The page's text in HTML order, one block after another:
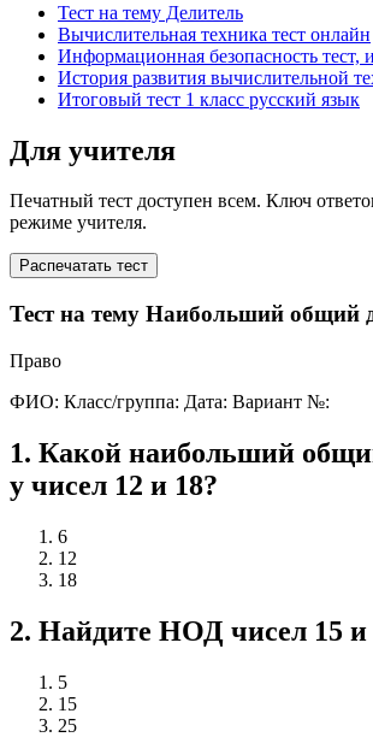
Тест на тему Делитель
Вычислительная техника тест онлайн
Информационная безопасность тест,
История развития вычислительной
Итоговый тест 1 класс русский язык
Для учителя
Печатный тест доступен всем. Ключ
режиме учителя.
Распечатать тест
Тест на тему Наибольший общий
Право
ФИО: Класс/группа: Дата: Вариант №:
1. Какой наибольший
у чисел 12 и 18?
6
12
18
2. Найдите НОД чисел 15 и
5
15
25